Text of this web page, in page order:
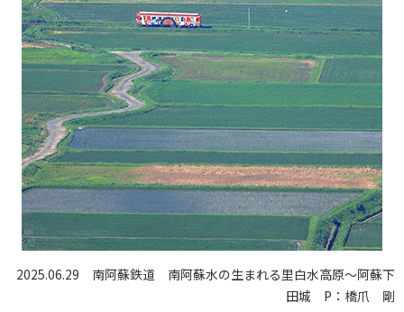
2025.06.29 南阿蘇鉄道 南阿蘇水の生まれる里白水高原～阿蘇下
田城 P：橋爪 剛